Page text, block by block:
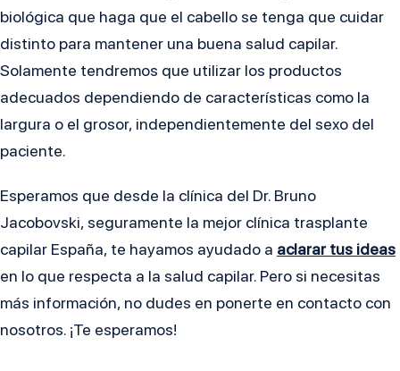
biológica que haga que el cabello se tenga que cuidar
distinto para mantener una buena salud capilar.
Solamente tendremos que utilizar los productos
adecuados dependiendo de características como la
largura o el grosor, independientemente del sexo del
paciente.
Esperamos que desde la clínica del Dr. Bruno
Jacobovski, seguramente la mejor clínica trasplante
capilar España, te hayamos ayudado a aclarar tus ideas
en lo que respecta a la salud capilar. Pero si necesitas
más información, no dudes en ponerte en contacto con
nosotros. ¡Te esperamos!